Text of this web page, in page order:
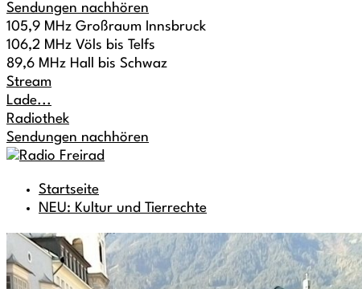
Sendungen nachhören
105,9 MHz Großraum Innsbruck
106,2 MHz Völs bis Telfs
89,6 MHz Hall bis Schwaz
Stream
Lade...
Radiothek
Sendungen nachhören
Startseite
NEU: Kultur und Tierrechte